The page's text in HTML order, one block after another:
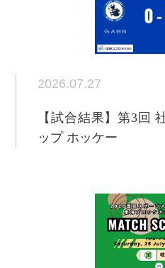
2026.07.27
【試合結果】第3回
ップ ホッケー